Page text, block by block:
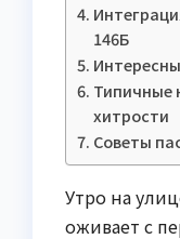
146Б
Типичные
хитрости
Советы
Утро на
оживает с